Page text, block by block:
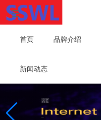
首页 品牌介绍
新闻动态